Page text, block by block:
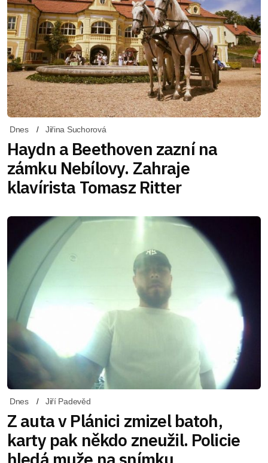
Dnes Jiřina Suchorová
Haydn a Beethoven zazní na
zámku Nebílovy. Zahraje
klavírista Tomasz Ritter
Dnes Jiří Padevěd
Z auta v Plánici zmizel batoh,
karty pak někdo zneužil. Policie